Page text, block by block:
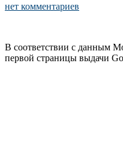
нет комментариев
В соответствии с данным
первой страницы выдачи